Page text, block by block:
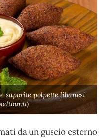
saporite polpette libanesi
da un guscio esterno